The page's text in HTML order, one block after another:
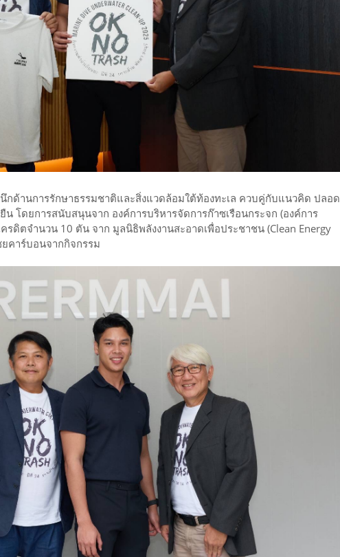
กด้านการรักษาธรรมชาติและสิ่งแวดล้อมใต้ท้องทะเล ควบคู่กับแนวคิด ปลอด
น โดยการสนับสนุนจาก องค์การบริหารจัดการก๊าซเรือนกระจก (องค์การ
ดิตจำนวน 10 ตัน จาก มูลนิธิพลังงานสะอาดเพื่อประชาชน (Clean Energy
คาร์บอนจากกิจกรรม